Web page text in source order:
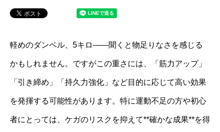
軽めのダンベル、5キロ――聞くと物足りなさを感じる
かもしれません。ですがこの重さには、「筋力アップ」
「引き締め」「持久力強化」など目的に応じて高い効果
を発揮する可能性があります。特に運動不足の方や初心
者にとっては、ケガのリスクを抑えて**確かな成果**を得